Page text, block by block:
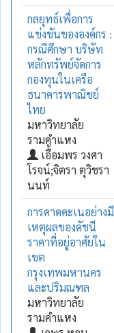
กลยุทธ์เพื่อการ
แข่งขันขององค์กร :
กรณีศึกษา บริษัท
หลักทรัพย์จัดการ
กองทุนในเครือ
ธนาคารพาณิชย์
ไทย
มหาวิทยาลัย
รามคำแหง
เอื้อมพร วงศา
โรจน์;จิตรา ตุวิชรา
นนท์
การคาดคะเนอย่างมี
เหตุผลของดัชนี
ราคาที่อยู่อาศัยใน
เขต
กรุงเทพมหานคร
และปริมณฑล
มหาวิทยาลัย
รามคำแหง